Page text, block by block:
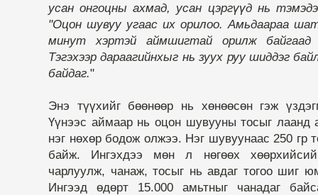
усан онгоцны ахмад, усан цэргүүд нь
"Оцон шувуу угаас их орилоо. Амьдаараа
минут хэртэй аймшигтай орилж байгаад
Тэгэхээр дараагийнхыг нь зуух руу шиддэг
байдаг."
Энэ түүхийг бөөнөөр нь хөнөөсөн гэж
Үүнээс аймаар нь оцон шувууны тосыг лаанд
нэг нөхөр бодож олжээ. Нэг шувуунаас 250 гр
байж. Ингэхдээ мөн л нөгөөх
чарлуулж, чанаж, тосыг нь авдаг тогоо шиг
Ингээд өдөрт 15.000 амьтныг чанадаг